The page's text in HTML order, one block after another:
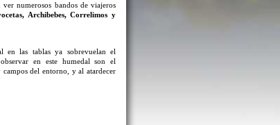
numerosos bandos de viajeros
Archibebes, Correlimos y
en las tablas ya sobrevuelan el
en este humedal son el
del entorno, y al atardecer